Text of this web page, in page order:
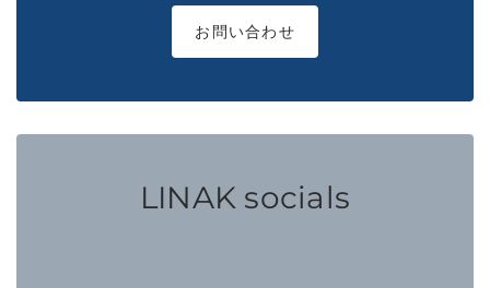
お問い合わせ
LINAK socials